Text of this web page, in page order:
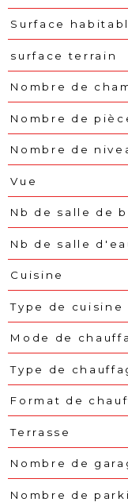
Surface
surface terrain
Nombre de
Nombre de
Nombre de
Vue
Nb de salle de
Nb de salle
Cuisine
Type de cuisine
Mode de
Type de
Format de
Terrasse
Nombre de
Nombre de